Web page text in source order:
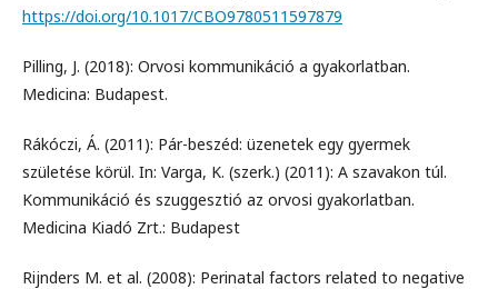
https://doi.org/10.1017/CBO9780511597879
Pilling, J. (2018): Orvosi kommunikáció a gyakorlatban.
Medicina: Budapest.
Rákóczi, Á. (2011): Pár-beszéd: üzenetek egy gyermek
születése körül. In: Varga, K. (szerk.) (2011): A szavakon túl.
Kommunikáció és szuggesztió az orvosi gyakorlatban.
Medicina Kiadó Zrt.: Budapest
Rijnders M. et al. (2008): Perinatal factors related to negative